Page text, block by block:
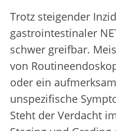
Trotz steigender
gastrointestinaler
schwer greifbar.
von
oder ein
unspezifische
Steht der Verdacht